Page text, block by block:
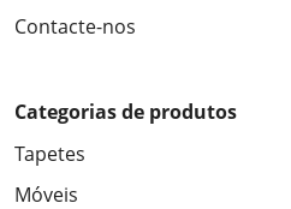
Contacte-nos
Categorias de produtos
Tapetes
Móveis